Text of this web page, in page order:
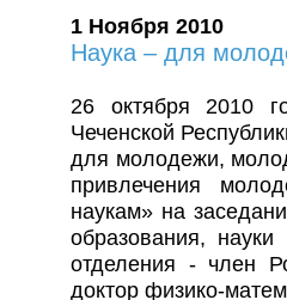
1 Ноября 2010
Наука – для
26 октября 2010
Чеченской
для молодежи,
привлечения
наукам» на
образования, науки
отделения - член
доктор физико-